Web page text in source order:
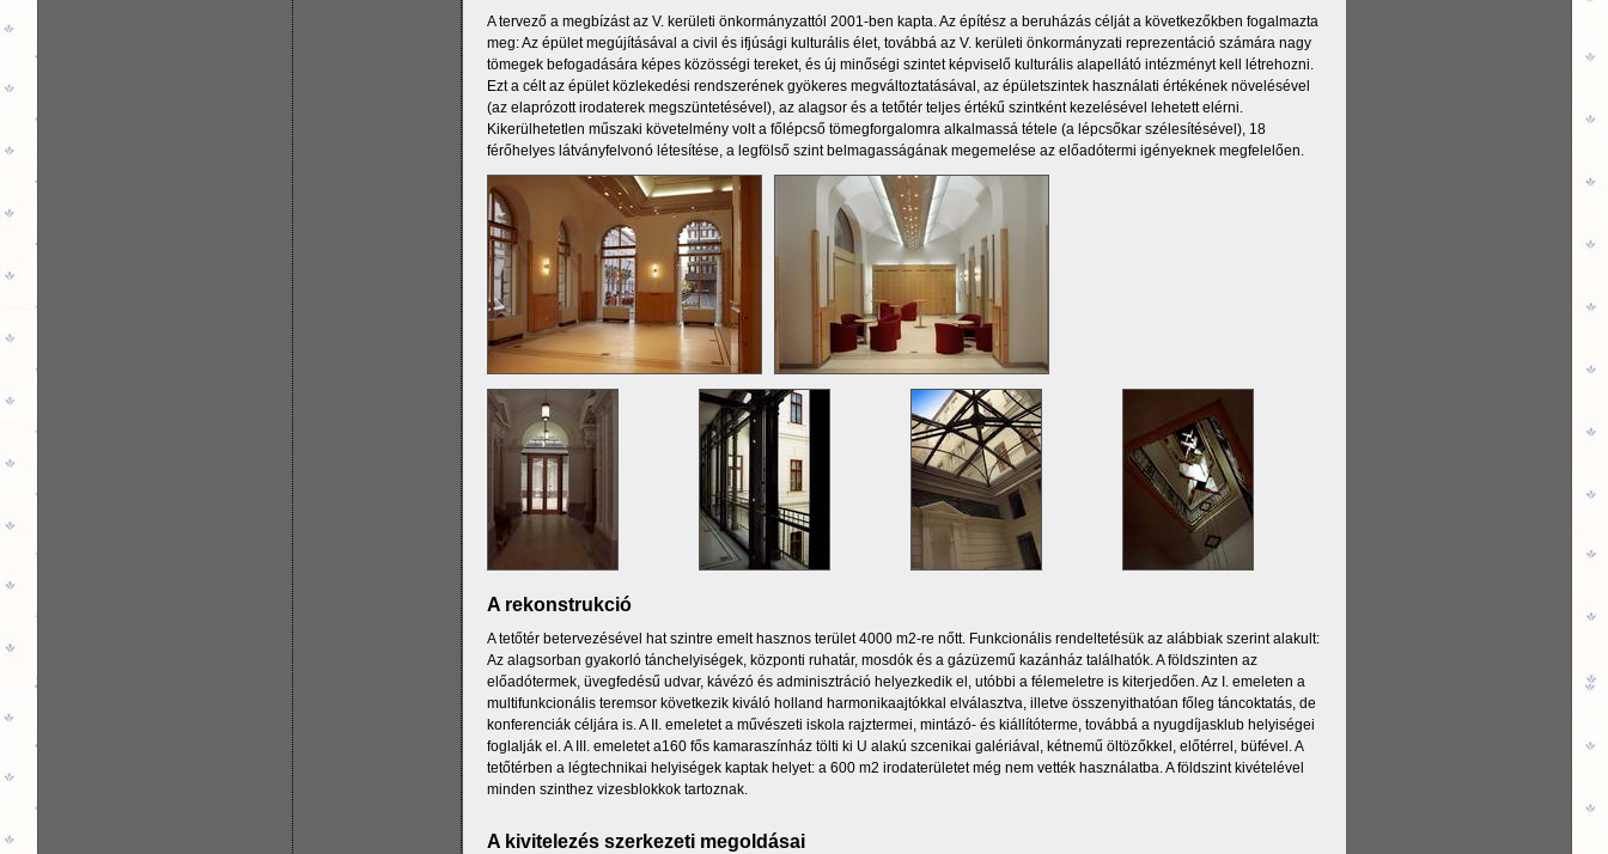
A tervező a megbízást az V. kerületi önkormányzattól 2001-ben kapta. Az építész a beruházás célját a következőkben fogalmazta
meg: Az épület megújításával a civil és ifjúsági kulturális élet, továbbá az V. kerületi önkormányzati reprezentáció számára nagy
tömegek befogadására képes közösségi tereket, és új minőségi szintet képviselő kulturális alapellátó intézményt kell létrehozni.
Ezt a célt az épület közlekedési rendszerének gyökeres megváltoztatásával, az épületszintek használati értékének növelésével
(az elaprózott irodaterek megszüntetésével), az alagsor és a tetőtér teljes értékű szintként kezelésével lehetett elérni.
Kikerülhetetlen műszaki követelmény volt a főlépcső tömegforgalomra alkalmassá tétele (a lépcsőkar szélesítésével), 18
férőhelyes látványfelvonó létesítése, a legfölső szint belmagasságának megemelése az előadótermi igényeknek megfelelően.
A rekonstrukció
A tetőtér betervezésével hat szintre emelt hasznos terület 4000 m2-re nőtt. Funkcionális rendeltetésük az alábbiak szerint alakult:
Az alagsorban gyakorló tánchelyiségek, központi ruhatár, mosdók és a gázüzemű kazánház találhatók. A földszinten az
előadótermek, üvegfedésű udvar, kávézó és adminisztráció helyezkedik el, utóbbi a félemeletre is kiterjedően. Az I. emeleten a
multifunkcionális teremsor következik kiváló holland harmonikaajtókkal elválasztva, illetve összenyithatóan főleg táncoktatás, de
konferenciák céljára is. A II. emeletet a művészeti iskola rajztermei, mintázó- és kiállítóterme, továbbá a nyugdíjasklub helyiségei
foglalják el. A III. emeletet a160 fős kamaraszínház tölti ki U alakú szcenikai galériával, kétnemű öltözőkkel, előtérrel, büfével. A
tetőtérben a légtechnikai helyiségek kaptak helyet: a 600 m2 irodaterületet még nem vették használatba. A földszint kivételével
minden szinthez vizesblokkok tartoznak.
A kivitelezés szerkezeti megoldásai